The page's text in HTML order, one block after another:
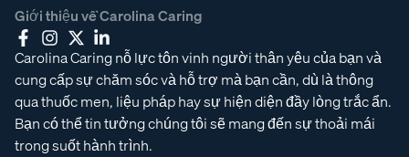
Giới thiệu về Carolina Caring
Carolina Caring nỗ lực tôn vinh người thân yêu của bạn và
cung cấp sự chăm sóc và hỗ trợ mà bạn cần, dù là thông
qua thuốc men, liệu pháp hay sự hiện diện đầy lòng trắc ẩn.
Bạn có thể tin tưởng chúng tôi sẽ mang đến sự thoải mái
trong suốt hành trình.